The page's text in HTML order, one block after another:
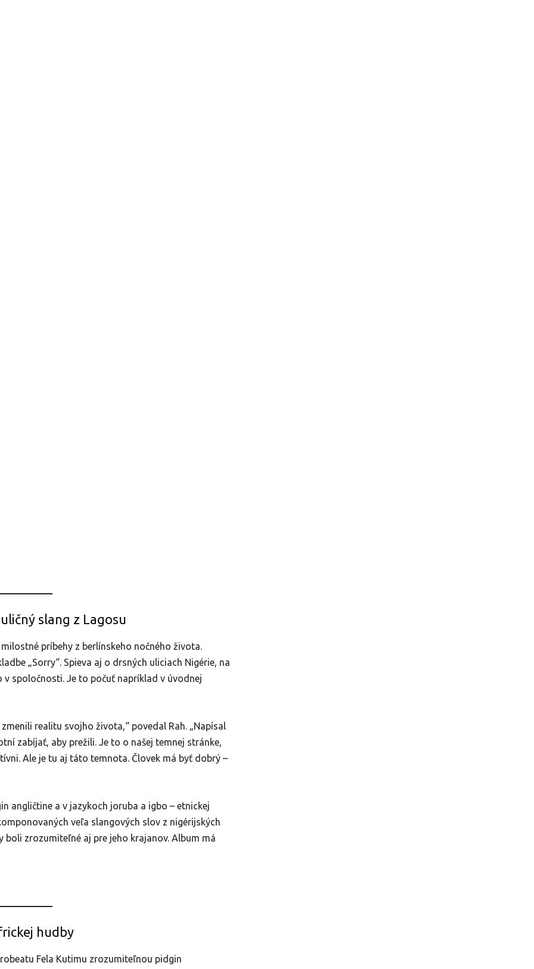
slang z Lagosu
príbehy z berlínskeho nočného života.
„Sorry“. Spieva aj o drsných uliciach Nigérie, na
spoločnosti. Je to počuť napríklad v úvodnej
realitu svojho života,“ povedal Rah. „Napísal
zabíjať, aby prežili. Je to o našej temnej stránke,
Ale je tu aj táto temnota. Človek má byť dobrý –
angličtine a v jazykoch joruba a igbo – etnickej
veľa slangových slov z nigérijských
boli zrozumiteľné aj pre jeho krajanov. Album má
hudby
Fela Kutimu zrozumiteľnou pidgin